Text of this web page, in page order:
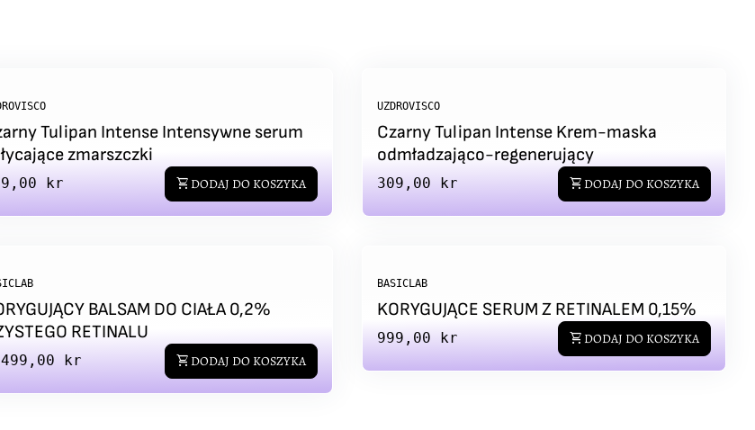
Tulipan Intense Intensywne serum
zmarszczki
price
kr shopping_cart DODAJ DO KOSZYKA
UZDROVISCO
Czarny Tulipan Intense Krem-maska
odmładzająco-regenerujący
Regular price
309,00 kr shopping_cart DODAJ DO KOSZYKA
BALSAM DO CIAŁA 0,2%
RETINALU
price
kr shopping_cart DODAJ DO KOSZYKA
BASICLAB
KORYGUJĄCE SERUM Z RETINALEM 0,15%
Regular price
999,00 kr shopping_cart DODAJ DO KOSZYKA